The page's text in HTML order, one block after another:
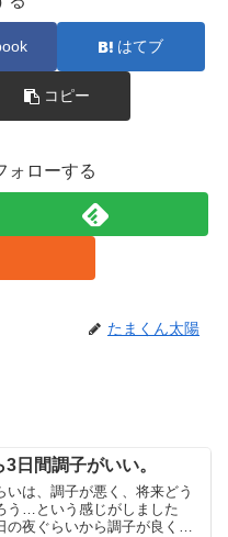
はてブ
コピー
ォローする
たまくん太陽
3日間調子がいい。
いは、調子が悪く、将来どう
う…という感じがしました
の夜ぐらいから調子が良くな